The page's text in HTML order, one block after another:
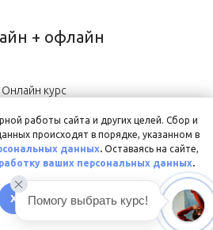
работы сайта и других целей. Сбор и
происходят в порядке, указанном в
данных. Оставаясь на сайте,
ваших персональных данных.
ХОРОШО
Онлайн курс
встреч в
Вы всегда
самую
свежую и
обратную
связь!
чате мы
+ офлайн
Помогу выбрать курс!